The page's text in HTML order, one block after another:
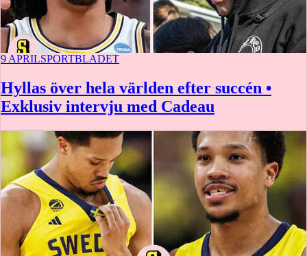
9 APRILSPORTBLADET
Hyllas över hela världen efter succén •
Exklusiv intervju med Cadeau